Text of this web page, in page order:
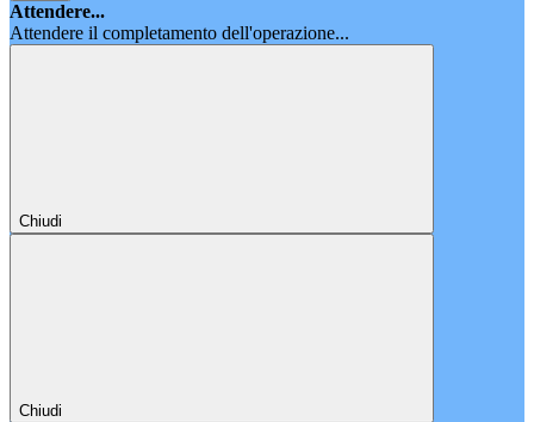
Attendere...
Attendere il completamento dell'operazione...
Chiudi
Chiudi